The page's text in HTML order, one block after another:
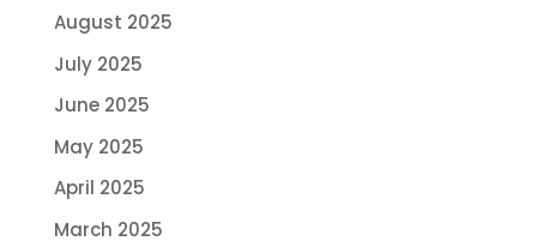
August 2025
July 2025
June 2025
May 2025
April 2025
March 2025